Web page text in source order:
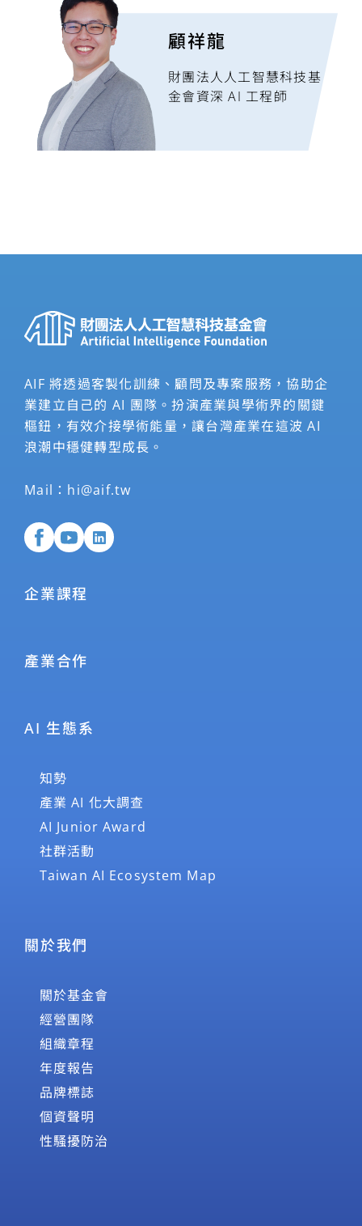
顧祥龍
財團法人人工智慧科技基
金會資深 AI 工程師
AIF 將透過客製化訓練、顧問及專案服務，協助企
業建立自己的 AI 團隊。扮演產業與學術界的關鍵
樞鈕，有效介接學術能量，讓台灣產業在這波 AI
浪潮中穩健轉型成長。
Mail： hi@aif.tw
企業課程
產業合作
AI 生態系
知勢
產業 AI 化大調查
AI Junior Award
社群活動
Taiwan AI Ecosystem Map
關於我們
關於基金會
經營團隊
組織章程
年度報告
品牌標誌
個資聲明
性騷擾防治